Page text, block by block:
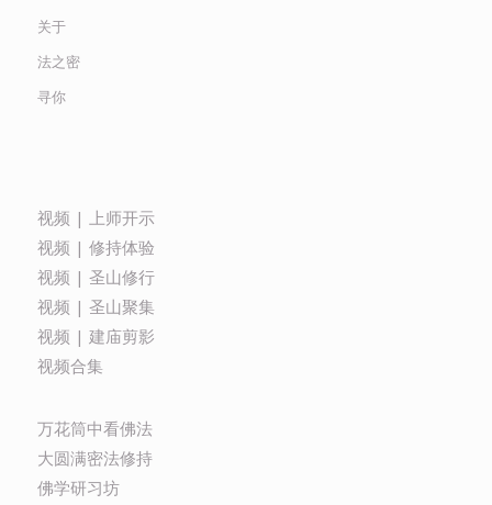
关于
法之密
寻你
视频 | 上师开示
视频 | 修持体验
视频 | 圣山修行
视频 | 圣山聚集
视频 | 建庙剪影
视频合集
万花筒中看佛法
大圆满密法修持
佛学研习坊